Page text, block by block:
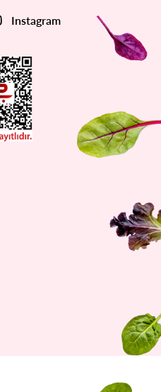
Instagram